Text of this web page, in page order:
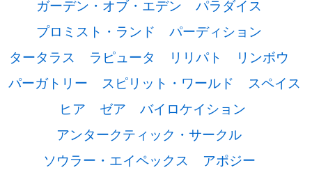
ガーデン・オブ・エデン
パラダイス
プロミスト・ランド
パーディション
タータラス
ラピュータ リリパト
リンボウ
パーガトリー
スピリット・ワールド
スペイス
ヒア
ゼア
バイロケイション
アンタークティック・サークル
ソウラー・エイペックス
アポジー